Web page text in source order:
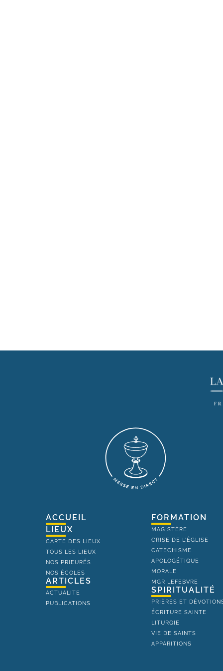
ACCUEIL
LIEUX
CARTE DES LIEUX
TOUS LES LIEUX
NOS PRIEURÉS
NOS ÉCOLES
ARTICLES
ACTUALITE
PUBLICATIONS
FORMATION
MAGISTÈRE
CRISE DE L'ÉGLISE
CATECHISME
APOLOGÉTIQUE
MORALE
MGR LEFEBVRE
SPIRITUALITÉ
PRIÈRES ET
ÉCRITURE SAINTE
LITURGIE
VIE DE SAINTS
APPARITIONS